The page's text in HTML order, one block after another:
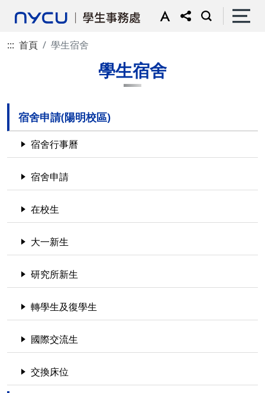
::: 首頁 學生宿舍
學生宿舍
宿舍申請(陽明校區)
宿舍行事曆
宿舍申請
在校生
大一新生
研究所新生
轉學生及復學生
國際交流生
交換床位